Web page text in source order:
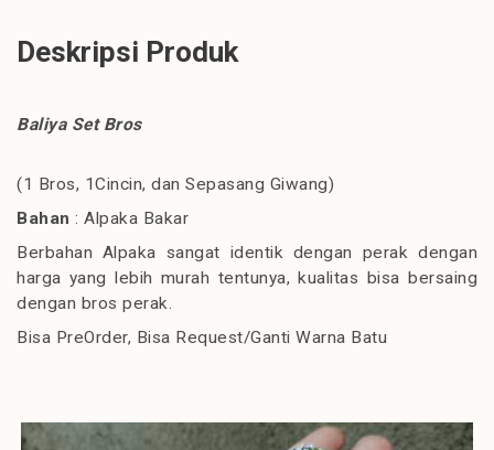
Deskripsi Produk
Baliya Set Bros
(1 Bros, 1Cincin, dan Sepasang Giwang)
Bahan : Alpaka Bakar
Berbahan Alpaka sangat identik dengan perak dengan
harga yang lebih murah tentunya, kualitas bisa bersaing
dengan bros perak.
Bisa PreOrder, Bisa Request/Ganti Warna Batu